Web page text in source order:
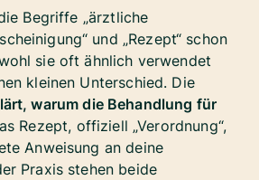
Begriffe „ärztliche
und „Rezept“ schon
sie oft ähnlich verwendet
kleinen Unterschied. Die
warum die Behandlung für
Rezept, offiziell „Verordnung“,
Anweisung an deine
Praxis stehen beide